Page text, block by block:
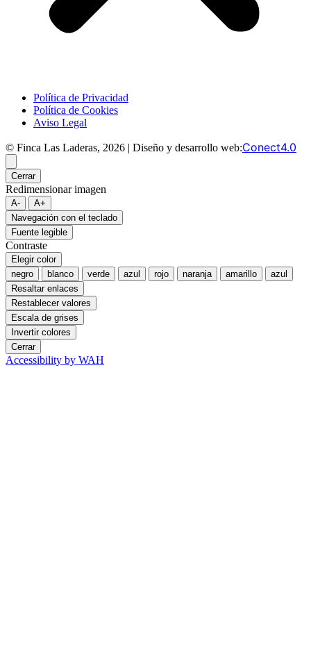
Política de Privacidad
Política de Cookies
Aviso Legal
© Finca Las Laderas, 2026 | Diseño y desarrollo web:Conect4.0
Cerrar
Redimensionar imagen
A-
A+
Navegación con el teclado
Fuente legible
Contraste
Elegir color
negro
blanco verde azul rojo naranja amarillo
azul
Resaltar enlaces
Restablecer valores
Escala de grises
Invertir colores
Cerrar
Accessibility by WAH